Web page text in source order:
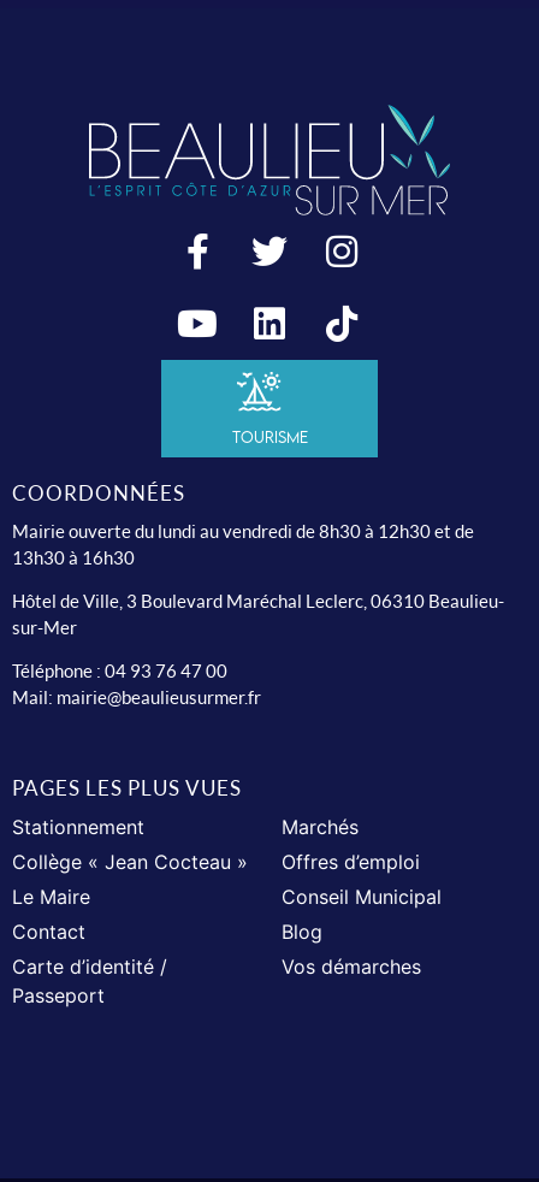
Tourisme
COORDONNÉES
Mairie ouverte du lundi au vendredi de 8h30 à 12h30 et de
13h30 à 16h30
Hôtel de Ville, 3 Boulevard Maréchal Leclerc, 06310 Beaulieu-
sur-Mer
Téléphone : 04 93 76 47 00
Mail: mairie@beaulieusurmer.fr
PAGES LES PLUS VUES
Stationnement
Marchés
Collège « Jean Cocteau »
Offres d’emploi
Le Maire
Conseil Municipal
Contact
Blog
Carte d’identité /
Passeport
Vos démarches